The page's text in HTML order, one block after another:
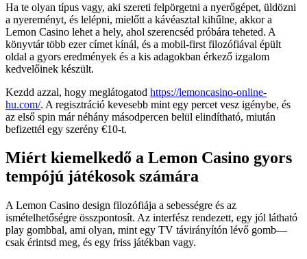
Ha te olyan típus vagy, aki szereti felpörgetni a nyerőgépet, üldözni
a nyereményt, és lelépni, mielőtt a kávéasztal kihűlne, akkor a
Lemon Casino lehet a hely, ahol szerencséd próbára teheted. A
könyvtár több ezer címet kínál, és a mobil-first filozófiával épült
oldal a gyors eredmények és a kis adagokban érkező izgalom
kedvelőinek készült.
Kezdd azzal, hogy meglátogatod https://lemoncasino-online-
hu.com/. A regisztráció kevesebb mint egy percet vesz igénybe, és
az első spin már néhány másodpercen belül elindítható, miután
befizettél egy szerény €10-t.
Miért kiemelkedő a Lemon Casino gyors
tempójú játékosok számára
A Lemon Casino design filozófiája a sebességre és az
ismételhetőségre összpontosít. Az interfész rendezett, egy jól látható
play gombbal, ami olyan, mint egy TV távirányítón lévő gomb—
csak érintsd meg, és egy friss játékban vagy.